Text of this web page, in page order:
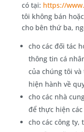
có tại: https://
tôi không bán
cho bên thứ ba,
cho các đối tác
thông tin cá
của chúng tôi
hiện hành về
cho các nhà
để thực hiện
cho các công ty,